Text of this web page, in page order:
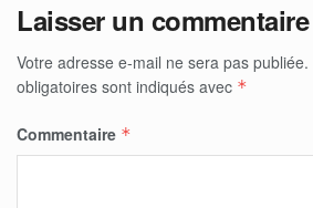
Laisser un commentaire
Votre adresse e-mail ne sera pas publiée.
obligatoires sont indiqués avec *
Commentaire *